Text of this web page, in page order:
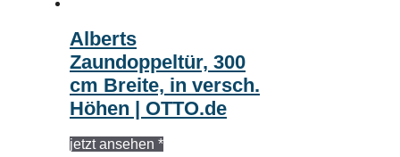
Alberts
Zaundoppeltür, 300
cm Breite, in versch.
Höhen | OTTO.de
jetzt ansehen *